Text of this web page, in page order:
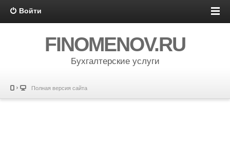
Войти
FINOMENOV.RU
Бухгалтерские услуги
Полная версия сайта